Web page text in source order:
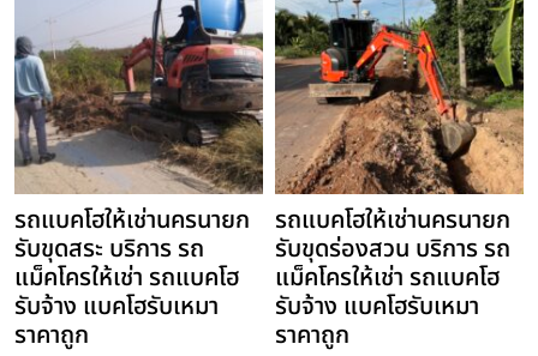
รถแบคโฮให้เช่านครนายก
รับขุดสระ บริการ รถ
แม็คโครให้เช่า รถแบคโฮ
รับจ้าง แบคโฮรับเหมา
ราคาถูก
รถแบคโฮให้เช่านครนายก
รับขุดร่องสวน บริการ รถ
แม็คโครให้เช่า รถแบคโฮ
รับจ้าง แบคโฮรับเหมา
ราคาถูก